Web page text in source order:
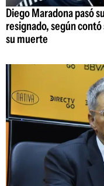
Diego Maradona pasó
resignado, según
su muerte